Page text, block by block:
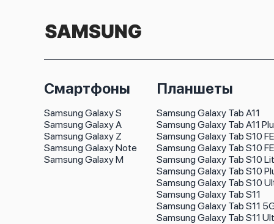
Смартфоны
Samsung Galaxy S
Samsung Galaxy A
Samsung Galaxy Z
Samsung Galaxy Note
Samsung Galaxy M
Планшеты
Samsung Galaxy Tab A11
Samsung Galaxy Tab A11
Samsung Galaxy Tab S10 FE
Samsung Galaxy Tab S10
Samsung Galaxy Tab S10
Samsung Galaxy Tab S10
Samsung Galaxy Tab S10
Samsung Galaxy Tab S11
Samsung Galaxy Tab S11
Samsung Galaxy Tab S11